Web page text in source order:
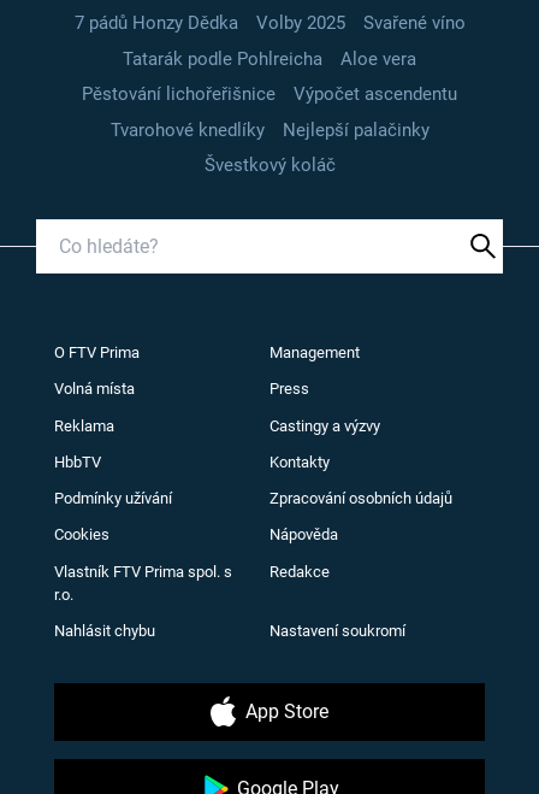
7 pádů Honzy Dědka
Volby 2025
Svařené víno
Tatarák podle Pohlreicha
Aloe vera
Pěstování lichořeřišnice
Výpočet ascendentu
Tvarohové knedlíky
Nejlepší palačinky
Švestkový koláč
O FTV Prima Management
Volná místa Press
Reklama Castingy a výzvy
HbbTV Kontakty
Podmínky užívání Zpracování osobních údajů
Cookies Nápověda
Vlastník FTV Prima spol. s
r.o.
Redakce
Nahlásit chybu Nastavení soukromí
App Store
Google Play